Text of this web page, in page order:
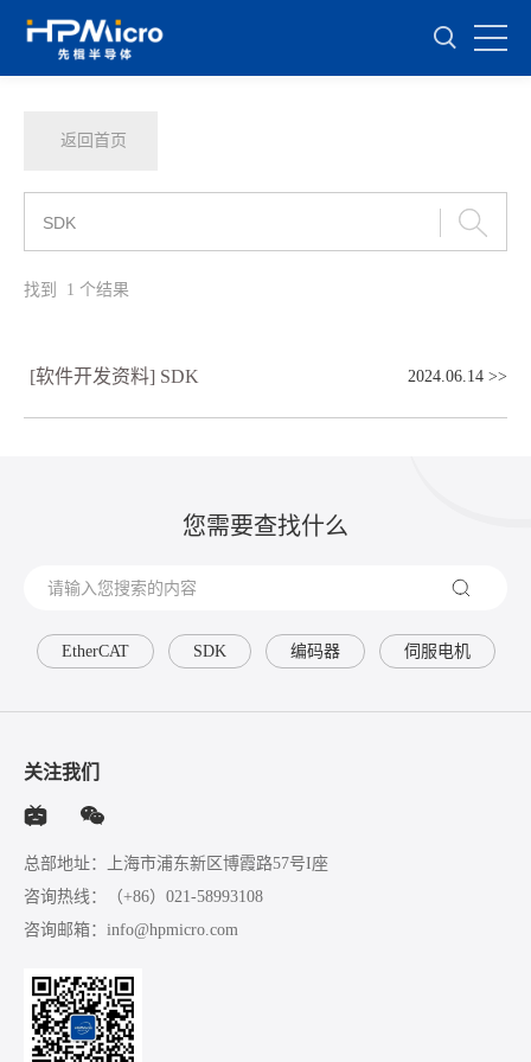
返回首页
找到 1 个结果
[软件开发资料] SDK 2024.06.14 >>
您需要查找什么
EtherCAT SDK 编码器 伺服电机
关注我们
总部地址：上海市浦东新区博霞路57号I座
咨询热线：
（+86）021-58993108
咨询邮箱： info@hpmicro.com